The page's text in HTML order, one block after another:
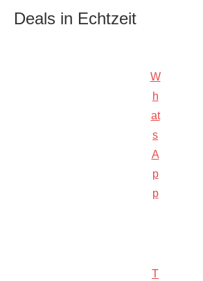
Deals in Echtzeit
W
h
at
s
A
p
p
T